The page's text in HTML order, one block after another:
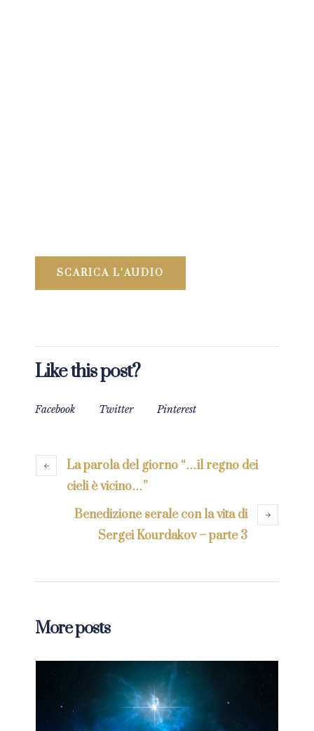
SCARICA L’AUDIO
Like this post?
Facebook Twitter Pinterest
La parola del giorno “…il regno dei
cieli è vicino…”
Benedizione serale con la vita di
Sergei Kourdakov – parte 3
More posts